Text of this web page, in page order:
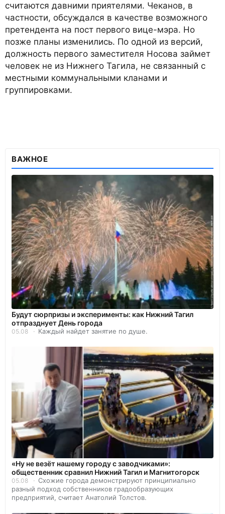
считаются давними приятелями. Чеканов, в
частности, обсуждался в качестве возможного
претендента на пост первого вице-мэра. Но
позже планы изменились. По одной из версий,
должность первого заместителя Носова займет
человек не из Нижнего Тагила, не связанный с
местными коммунальными кланами и
группировками.
ВАЖНОЕ
Будут сюрпризы и эксперименты: как Нижний Тагил
отпразднует День города
05.08 Каждый найдет занятие по душе.
«Ну не везёт нашему городу с заводчиками»:
общественник сравнил Нижний Тагил и Магнитогорск
05.08
Схожие города демонстрируют принципиально
разный подход собственников градообразующих
предприятий, считает Анатолий Толстов.